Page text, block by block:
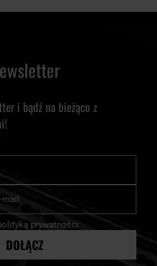
i bądź na bieżąco z
prywatności
DOŁĄCZ